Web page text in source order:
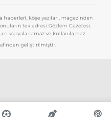
köşe yazıları, magazinden
tek adresi Gözlem Gazetesi.
kopyalanamaz ve kullanılamaz.
geliştirilmiştir.